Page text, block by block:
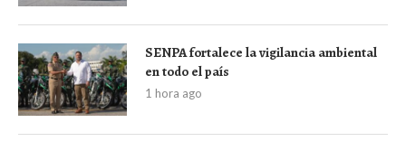
SENPA fortalece la vigilancia ambiental
en todo el país
1 hora ago